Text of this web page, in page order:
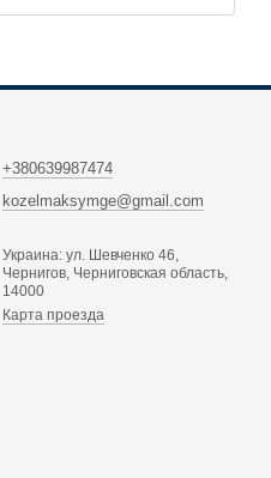
+380639987474
kozelmaksymge@gmail.com
Украина: ул. Шевченко 46,
Чернигов, Черниговская область,
14000
Карта проезда